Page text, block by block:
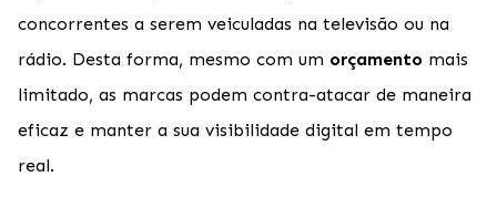
concorrentes a serem veiculadas na televisão ou na
rádio. Desta forma, mesmo com um orçamento mais
limitado, as marcas podem contra-atacar de maneira
eficaz e manter a sua visibilidade digital em tempo
real.